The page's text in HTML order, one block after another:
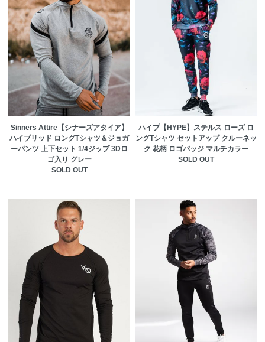
Sinners Attire【シナーズアタイア】
ハイブリッド ロングTシャツ＆ジョガ
ーパンツ 上下セット 1/4ジップ 3Dロ
ゴ入り グレー
SOLD OUT
ハイプ【HYPE】ステルス ローズ ロ
ングTシャツ セットアップ クルーネッ
ク 花柄 ロゴバッジ マルチカラー
SOLD OUT